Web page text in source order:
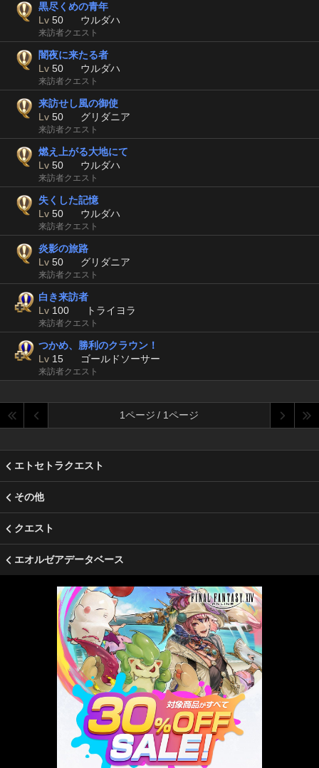
黒尽くめの青年
Lv 50 ウルダハ
来訪者クエスト
闇夜に来たる者
Lv 50 ウルダハ
来訪者クエスト
来訪せし風の御使
Lv 50 グリダニア
来訪者クエスト
燃え上がる大地にて
Lv 50 ウルダハ
来訪者クエスト
失くした記憶
Lv 50 ウルダハ
来訪者クエスト
炎影の旅路
Lv 50 グリダニア
来訪者クエスト
白き来訪者
Lv 100 トライヨラ
来訪者クエスト
つかめ、勝利のクラウン！
Lv 15 ゴールドソーサー
来訪者クエスト
1ページ / 1ページ
エトセトラクエスト
その他
クエスト
エオルゼアデータベース